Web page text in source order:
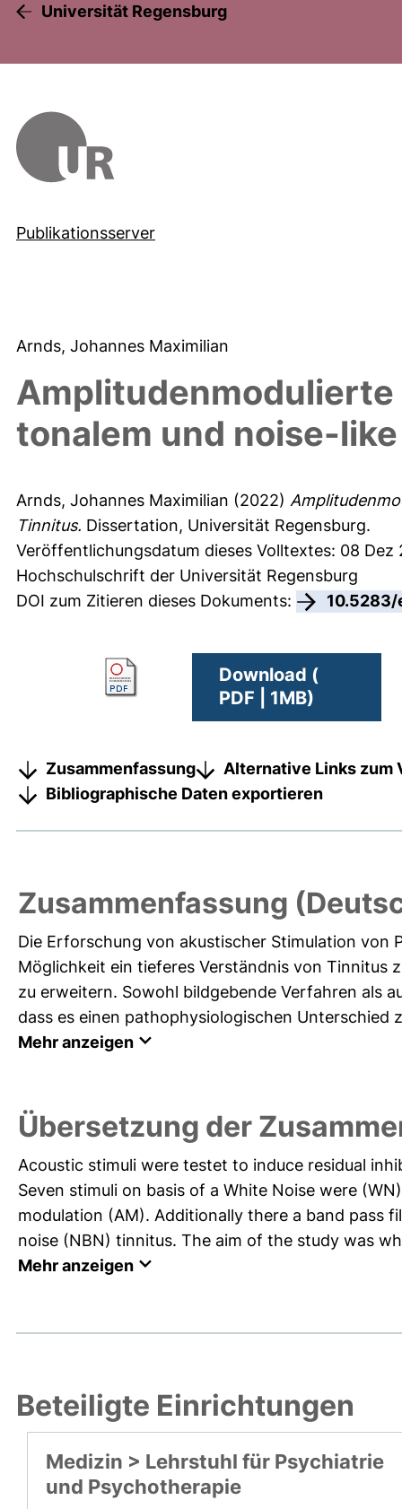
Universität Regensburg
Publikationsserver
Arnds, Johannes Maximilian
tonalem und noise-
Arnds, Johannes Maximilian (2022)
Tinnitus. Dissertation, Universität Regensburg.
Veröffentlichungsdatum dieses Volltextes: 08 Dez
Hochschulschrift der Universität Regensburg
DOI zum Zitieren dieses Dokuments:
10.5283/
Download (
PDF | 1MB)
Zusammenfassung
Alternative Links zum
Bibliographische Daten exportieren
Zusammenfassung
Die Erforschung von akustischer Stimulation von
Möglichkeit ein tieferes Verständnis von Tinnitus
zu erweitern. Sowohl bildgebende Verfahren als
dass es einen pathophysiologischen Unterschied
Mehr anzeigen
Übersetzung der
Acoustic stimuli were testet to induce residual
Seven stimuli on basis of a White Noise were
modulation (AM). Additionally there a band pass
noise (NBN) tinnitus. The aim of the study was
Mehr anzeigen
Beteiligte Einrichtungen
Medizin > Lehrstuhl für Psychiatrie
und Psychotherapie